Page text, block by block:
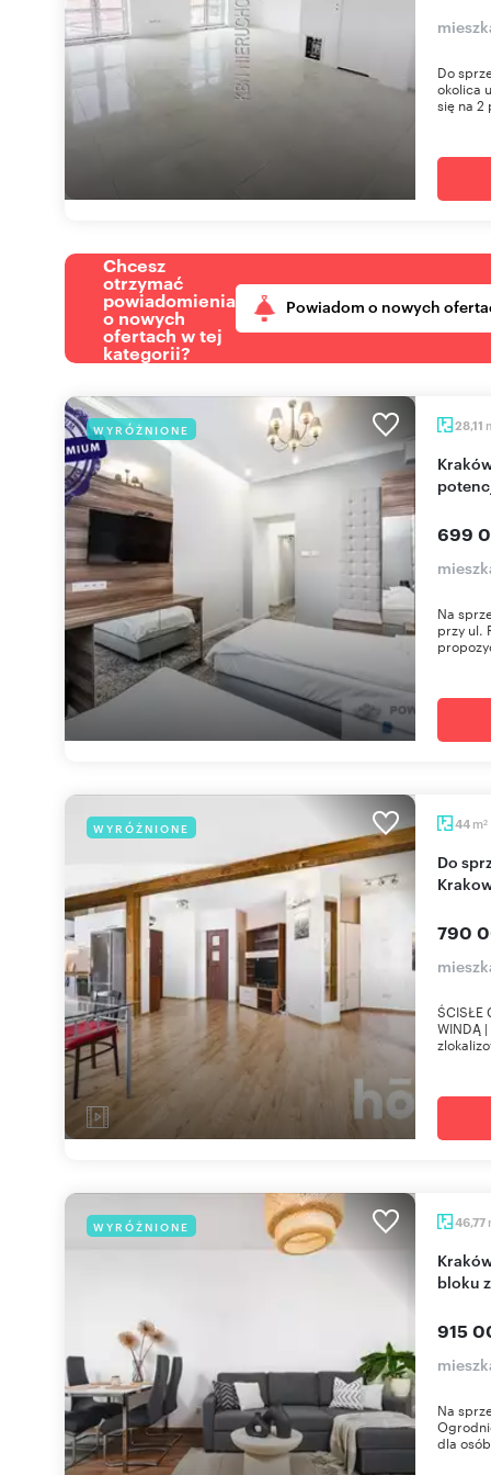
Do
okolica
się na 2
Chcesz
otrzymać
powiadomienia
o nowych
ofertach w tej
kategorii?
Powiadom o nowych
WYRÓŻNIONE 28,11
Kraków, Śródmieście: 28,11 m² pod inwestycję z
699
Na
przy ul.
WYRÓŻNIONE 44 m2
Do sprzedania przestronne mieszkanie 44 m² w
790
ŚCISŁE
WINDĄ
WYRÓŻNIONE 46,77
Kraków - 2 pokoje z balkonem w nowoczesnym
bloku
915
Na
dla